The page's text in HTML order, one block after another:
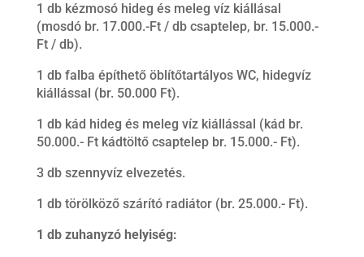
1 db kézmosó hideg és meleg víz kiállásal
(mosdó br. 17.000.-Ft / db csaptelep, br. 15.000.-
Ft / db).
1 db falba építhető öblítőtartályos WC, hidegvíz
kiállással (br. 50.000 Ft).
1 db kád hideg és meleg víz kiállással (kád br.
50.000.- Ft kádtöltő csaptelep br. 15.000.- Ft).
3 db szennyvíz elvezetés.
1 db törölköző szárító radiátor (br. 25.000.- Ft).
1 db zuhanyzó helyiség: